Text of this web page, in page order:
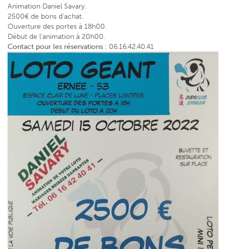
Animation Daniel Savary.
2500€ de bons d’achat.
Ouverture des portes à 18h00.
Début de l’animation à 20h00.
Contact pour les réservations : 06.16.42.40.41